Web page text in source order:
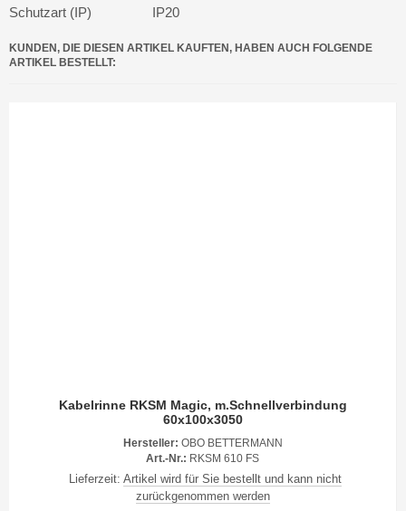
Schutzart (IP)
IP20
KUNDEN, DIE DIESEN ARTIKEL KAUFTEN, HABEN AUCH FOLGENDE
ARTIKEL BESTELLT:
Kabelrinne RKSM Magic, m.Schnellverbindung
60x100x3050
Hersteller: OBO BETTERMANN
Art.-Nr.: RKSM 610 FS
Lieferzeit: Artikel wird für Sie bestellt und kann nicht
zurückgenommen werden